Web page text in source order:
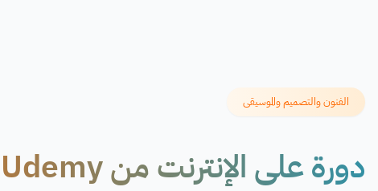
الفنون والتصميم والموسيقى